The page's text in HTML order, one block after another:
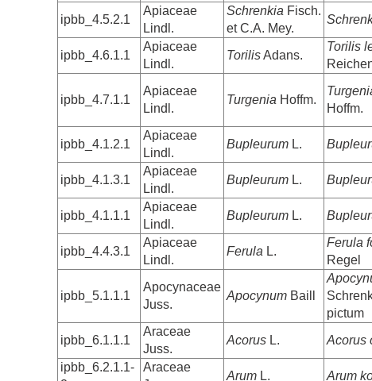
ipbb_4.5.2.1
Apiaceae
Lindl.
Schrenkia Fisch.
et C.A. Mey.
ipbb_4.6.1.1
Apiaceae
Lindl.
TorilisAdans.
Torilis
ipbb_4.7.1.1
Apiaceae
Lindl.
Turgenia Hoffm.
Hoffm.
ipbb_4.1.2.1
Apiaceae
Lindl.
Bupleurum L.
ipbb_4.1.3.1
Apiaceae
Lindl.
Bupleurum L.
ipbb_4.1.1.1
Apiaceae
Lindl.
Bupleurum L.
ipbb_4.4.3.1
Apiaceae
Lindl.
Ferula L.
Ferula
Regel
ipbb_5.1.1.1
Apocynaceae
Juss.
Apocynum Baill
pictum
ipbb_6.1.1.1
Araceae
Juss.
Acorus L. Acorus
ipbb_6.2.1.1-
Araceae
Arum L. Arum